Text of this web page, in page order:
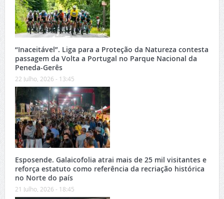
“Inaceitável”. Liga para a Proteção da Natureza contesta
passagem da Volta a Portugal no Parque Nacional da
Peneda-Gerês
22 Julho, 2026 - 13:45
Esposende. Galaicofolia atrai mais de 25 mil visitantes e
reforça estatuto como referência da recriação histórica
no Norte do país
21 Julho, 2026 - 18:45